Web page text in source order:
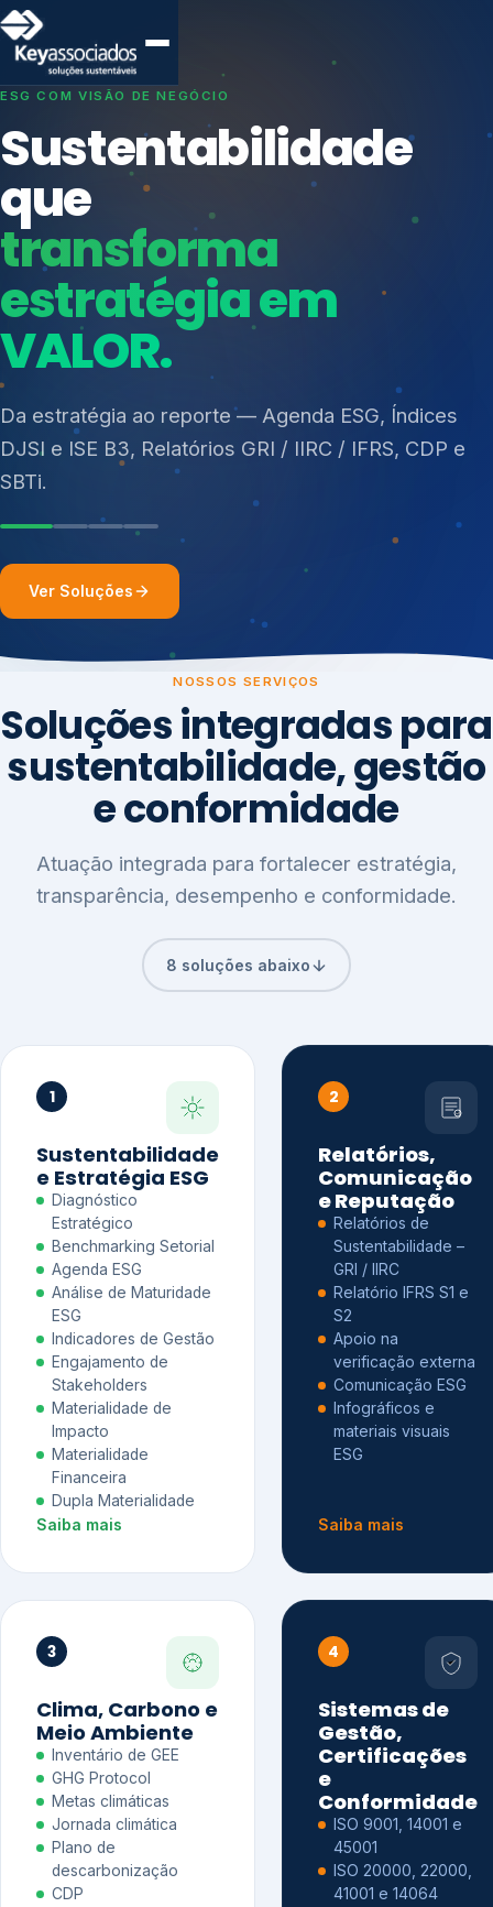
SISTEMAS DE GESTÃO OTIMIZADOS E INTEGRADOS
Conformidade que
protege seu
negócio.
Consultoria, auditoria e treinamentos em ISO 27001,
ISO 27701, ISO 42001, ISO 37001, ISO 9001, ISO
14001, ISO 45001, ONA e PNQ — Gestão de
resíduos sólidos (PGRS/PMGRS).
Índices de Mercado
Mudanças Climáticas
Reputação e Cadeia
Reporte Regulatório
Ver Soluções
NOSSOS SERVIÇOS
Soluções integradas para
sustentabilidade, gestão
e conformidade
Atuação integrada para fortalecer estratégia,
transparência, desempenho e conformidade.
8 soluções abaixo
1
Sustentabilidade
e Estratégia ESG
Diagnóstico
Estratégico
Benchmarking Setorial
Agenda ESG
Análise de Maturidade
ESG
Indicadores de Gestão
Engajamento de
Stakeholders
Materialidade de
Impacto
Materialidade
Financeira
Dupla Materialidade
Saiba mais
2
Relatórios,
Comunicação
e Reputação
Relatórios de
Sustentabilidade –
GRI / IIRC
Relatório IFRS S1 e
S2
Apoio na
verificação externa
Comunicação ESG
Infográficos e
materiais visuais
ESG
Saiba mais
3
Clima, Carbono e
Meio Ambiente
Inventário de GEE
GHG Protocol
Metas climáticas
Jornada climática
Plano de
descarbonização
CDP
4
Sistemas de
Gestão,
Certificações
e
Conformidade
ISO 9001, 14001 e
45001
ISO 20000, 22000,
41001 e 14064